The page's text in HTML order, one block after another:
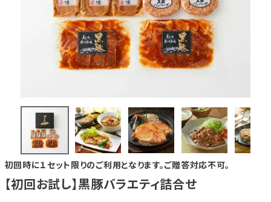
初回時に１セット限りのご利用となります。ご贈答対応不可。
【初回お試し】黒豚バラエティ詰合せ